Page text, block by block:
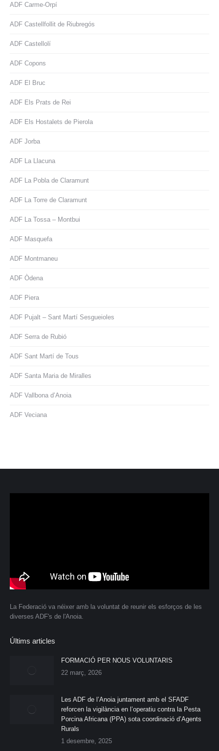
ADF Carme-Orpí
ADF Castellfollit de Riubregós
ADF Castellolí
ADF Copons
ADF El Bruc
ADF Els Prats de Rei
ADF Els Hostalets de Pierola
ADF Jorba
ADF La Llacuna
ADF La Pobla de Claramunt
ADF La Torre de Claramunt
ADF La Tossa – Montbui
ADF Masquefa
ADF Montmaneu
ADF Òdena
ADF Piera
ADF Pujalt – Sant Martí Sesgueioles
ADF Serra de Rubió
ADF Sant Martí de Tous
ADF Santa Maria de Miralles
ADF Vallbona d’Anoia
ADF Veciana
La Federació va néixer amb la voluntat de reunir els esforços de les
diverses ADF's de l'Anoia.
Últims articles
FORMACIÓ PER NOUS VOLUNTARIS
22 març, 2026
Les ADF de l’Anoia juntament amb el SFADF
reforcen la vigilància en l’operatiu contra la Pesta
Porcina Africana (PPA) sota coordinació d’Agents
Rurals
1 desembre, 2025